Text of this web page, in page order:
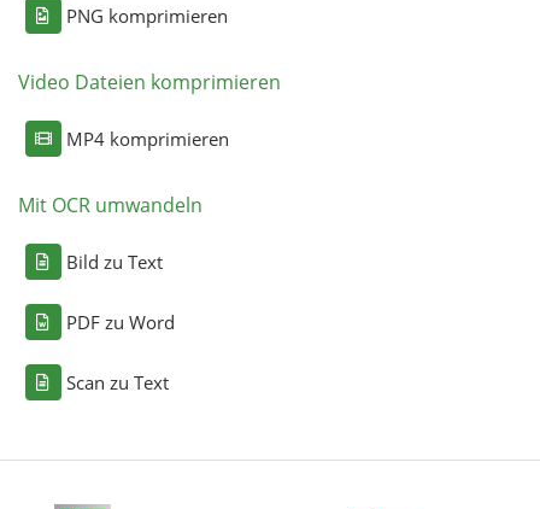
PNG komprimieren
Video Dateien komprimieren
MP4 komprimieren
Mit OCR umwandeln
Bild zu Text
PDF zu Word
Scan zu Text